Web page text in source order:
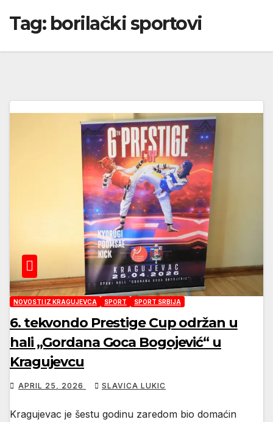
Tag: borilački sportovi
NOVOSTI IZ KRAGUJEVCA SPORT SPORT SRBIJA
6. tekvondo Prestige Cup održan u
hali „Gordana Goca Bogojević“ u
Kragujevcu
APRIL 25, 2026 SLAVICA LUKIC
Kragujevac je šestu godinu zaredom bio domaćin